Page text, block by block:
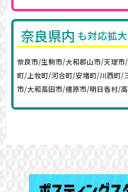
奈良県内 も対応拡大
奈良市/生駒市/大和郡山市/天理
町/上牧町/河合町/安堵町/川西町/
市/大和高田市/橿原市/明日香村/